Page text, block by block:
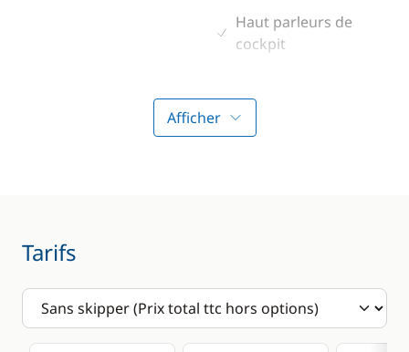
Haut parleurs de
cockpit
Loch - Speedo
Afficher
Tarifs